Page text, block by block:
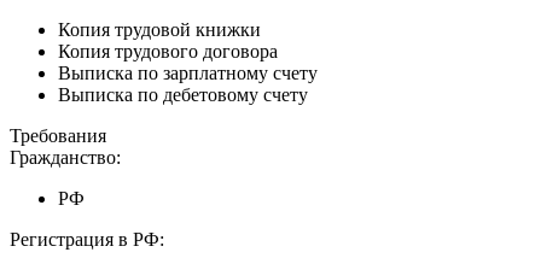
Копия трудовой книжки
Копия трудового договора
Выписка по зарплатному счету
Выписка по дебетовому счету
Требования
Гражданство:
РФ
Регистрация в РФ: